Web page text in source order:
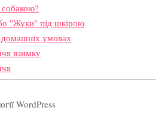
"Жуки" під шкірою
умовах
взимку
WordPress